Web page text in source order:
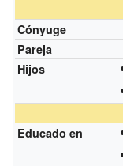
Cónyuge
Pareja
Hijos
Educado en